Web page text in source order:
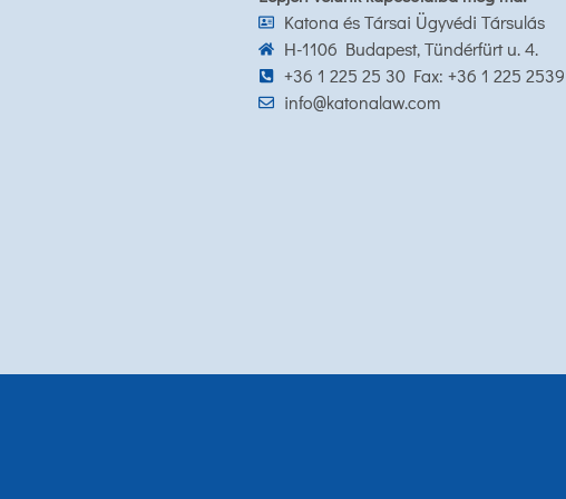
Katona és Társai Ügyvédi Társulás
H-1106 Budapest, Tündérfürt u. 4.
+36 1 225 25 30 Fax: +36 1 225 2539
info@katonalaw.com